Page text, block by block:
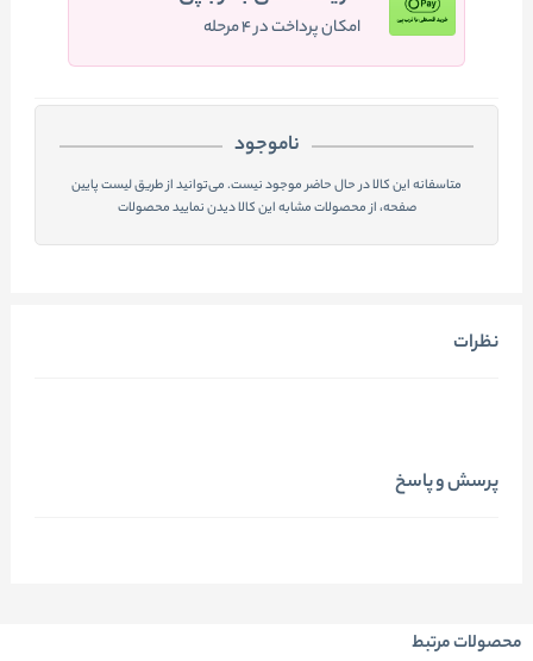
امکان پرداخت در ۴ مرحله
ناموجود
متاسفانه این کالا در حال حاضر موجود نیست. می‌توانید از طریق لیست پایین
صفحه، از محصولات مشابه این کالا دیدن نمایید محصولات
نظرات
پرسش و پاسخ
محصولات مرتبط